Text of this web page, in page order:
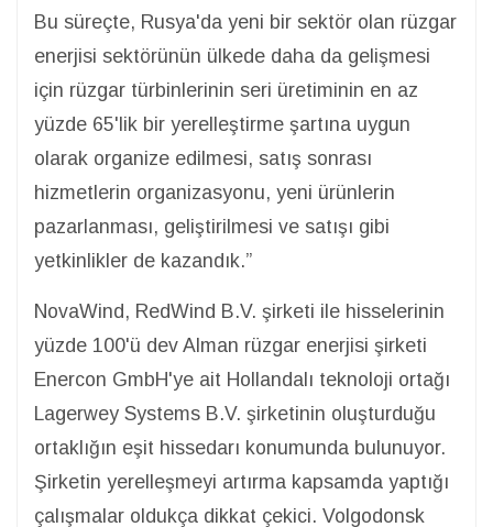
Bu süreçte, Rusya'da yeni bir sektör olan rüzgar
enerjisi sektörünün ülkede daha da gelişmesi
için rüzgar türbinlerinin seri üretiminin en az
yüzde 65'lik bir yerelleştirme şartına uygun
olarak organize edilmesi, satış sonrası
hizmetlerin organizasyonu, yeni ürünlerin
pazarlanması, geliştirilmesi ve satışı gibi
yetkinlikler de kazandık.”
NovaWind, RedWind B.V. şirketi ile hisselerinin
yüzde 100'ü dev Alman rüzgar enerjisi şirketi
Enercon GmbH'ye ait Hollandalı teknoloji ortağı
Lagerwey Systems B.V. şirketinin oluşturduğu
ortaklığın eşit hissedarı konumunda bulunuyor.
Şirketin yerelleşmeyi artırma kapsamda yaptığı
çalışmalar oldukça dikkat çekici. Volgodonsk